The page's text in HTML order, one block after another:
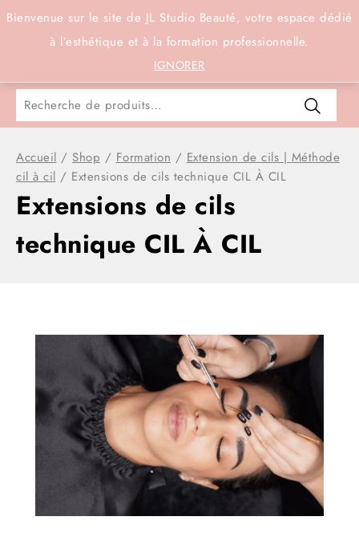
Bienvenue sur le site de JL Studio Beauté, votre espace dédié
à l’esthétique et à la formation professionnelle.
IGNORER
Connexion
Accueil / Shop / Formation / Extension de cils | Méthode
cil à cil / Extensions de cils technique CIL À CIL
Extensions de cils
technique CIL À CIL